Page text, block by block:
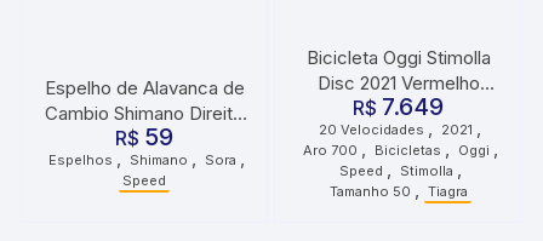
Espelho de Alavanca de
Cambio Shimano Direito
ST-R3000 com Parafuso
R$ 59
Espelhos , Shimano , Sora ,
Speed
Bicicleta Oggi Stimolla
Disc 2021 Vermelho
Preto
R$ 7.649
20 Velocidades 2021
Aro 700 Bicicletas Oggi
Speed Stimolla
Tamanho 50 Tiagra